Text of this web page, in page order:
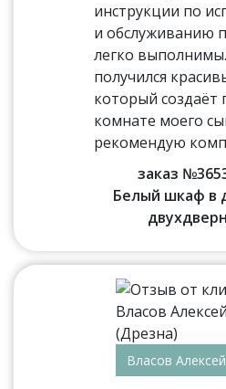
инструкции по
и обслуживанию
легко
получился
который создаёт
комнате моего
рекомендую
заказ
Белый шкаф в
Власов